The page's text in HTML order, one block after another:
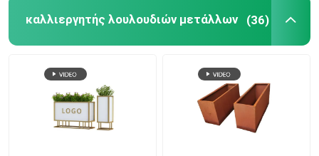
καλλιεργητής λουλουδιών μετάλλων (36)